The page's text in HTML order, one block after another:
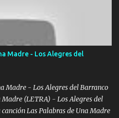
traigo un M2 que nunca me ha
un fuerte abrazo también al
En los mejores antros me verán
y botellas destapando siempre
a los que me conocen ya saben de
Madre - Los Alegres del
Madre - Los Alegres del Barranco
(LETRA) - Los Alegres del
Las Palabras de Una Madre